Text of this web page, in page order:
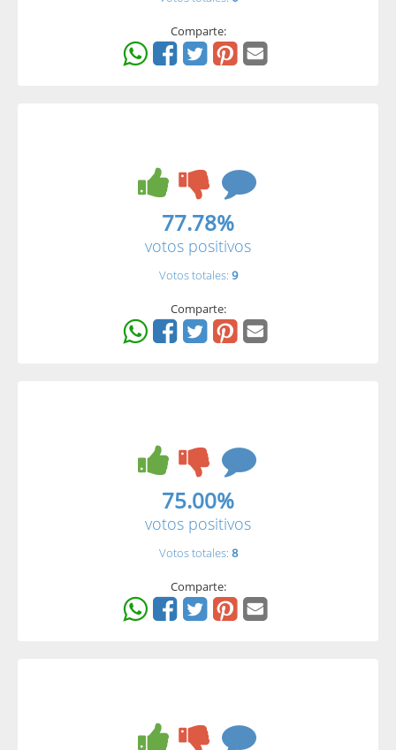
Comparte:
77.78%
votos positivos
Votos totales: 9
Comparte:
75.00%
votos positivos
Votos totales: 8
Comparte: